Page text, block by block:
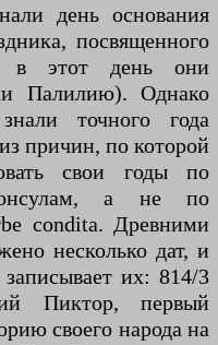
день основания
посвященного
в этот день они
Палилию). Однако
точного года
причин, по которой
свои годы по
консулам, а не по
condita. Древними
несколько дат, и
их: 814/3
Пиктор, первый
своего народа на